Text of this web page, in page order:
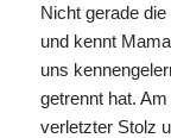
Nicht gerade
und kennt
uns
getrennt hat.
verletzter Stolz